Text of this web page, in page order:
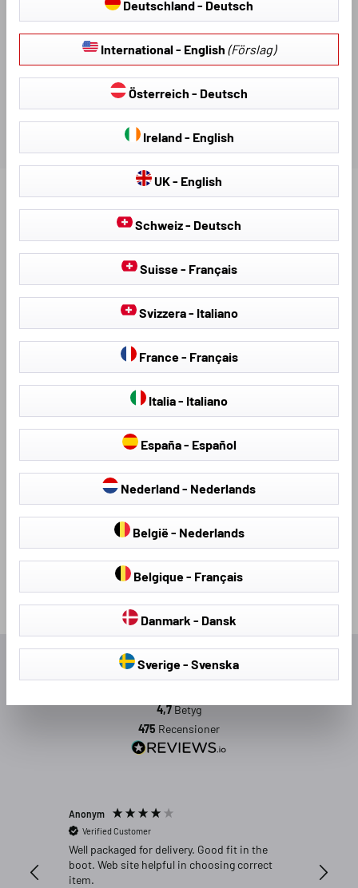
RECENSIONER
Upptäck fler produkter för din bil:
Sätesöverdrag & sätesdynor Hagelskyddspresenningar
Loading...
Utmärkt
4,7Betyg
475 Recensioner
Anonym
Verified Customer
Well packaged for delivery. Good fit in the
boot. Web site helpful in choosing correct
item.
Deutschland - Deutsch
International - English (Förslag)
Österreich - Deutsch
Ireland - English
UK - English
Schweiz - Deutsch
Suisse - Français
Svizzera - Italiano
France - Français
Italia - Italiano
España - Español
Nederland - Nederlands
België - Nederlands
Belgique - Français
Danmark - Dansk
Sverige - Svenska